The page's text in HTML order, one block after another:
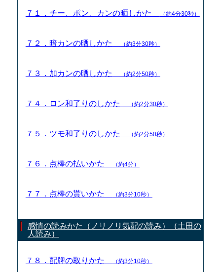
７１．チー、ポン、カンの晒しかた （約4分30秒）
７２．暗カンの晒しかた （約3分30秒）
７３．加カンの晒しかた （約2分50秒）
７４．ロン和了りのしかた （約2分30秒）
７５．ツモ和了りのしかた （約2分50秒）
７６．点棒の払いかた （約4分）
７７．点棒の貰いかた （約3分10秒）
感情の読みかた（ノリノリ気配の読み）（土田の
人読み）
７８．配牌の取りかた （約3分10秒）